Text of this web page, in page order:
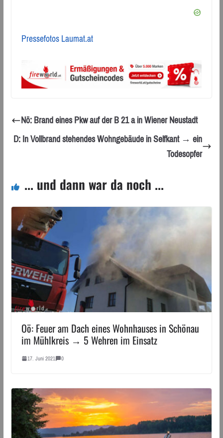
Pressefotos Laumat.at
Nö: Brand eines Pkw auf der B 21 a in Wiener Neustadt
D: In Vollbrand stehendes Wohngebäude in Selfkant → ein
Todesopfer
... und dann war da noch ...
Oö: Feuer am Dach eines Wohnhauses in Schönau
im Mühlkreis → 5 Wehren im Einsatz
17. Juni 2021 0